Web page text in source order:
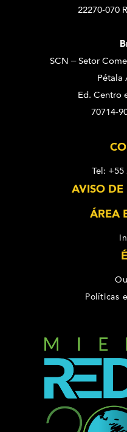
22270-070
SCN – Setor
Pétala
Ed. Centro
70714-
Tel: +55
AVISO DE
ÁREA
Políticas